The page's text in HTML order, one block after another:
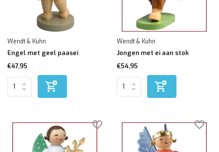
Wendt & Kühn
Engel met geel paasei
€47,95
Wendt & Kühn
Jongen met ei aan stok
€54,95